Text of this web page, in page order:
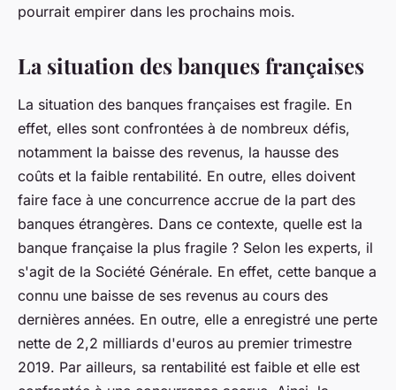
pourrait empirer dans les prochains mois.
La situation des banques françaises
La situation des banques françaises est fragile. En
effet, elles sont confrontées à de nombreux défis,
notamment la baisse des revenus, la hausse des
coûts et la faible rentabilité. En outre, elles doivent
faire face à une concurrence accrue de la part des
banques étrangères. Dans ce contexte, quelle est la
banque française la plus fragile ? Selon les experts, il
s'agit de la Société Générale. En effet, cette banque a
connu une baisse de ses revenus au cours des
dernières années. En outre, elle a enregistré une perte
nette de 2,2 milliards d'euros au premier trimestre
2019. Par ailleurs, sa rentabilité est faible et elle est